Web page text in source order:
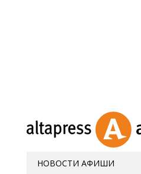
НОВОСТИ АФИШИ